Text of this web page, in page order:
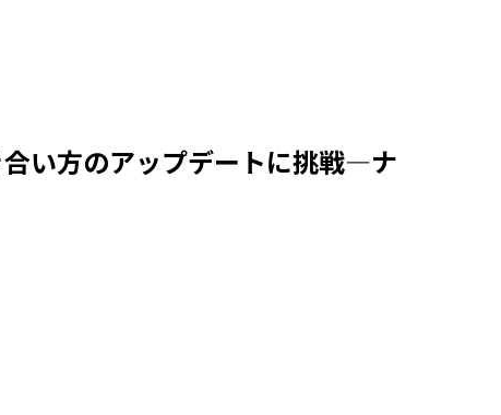
い方のアップデートに挑戦—ナ